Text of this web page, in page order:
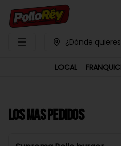
¿Dónde
LOCAL
LOS MAS PEDIDOS